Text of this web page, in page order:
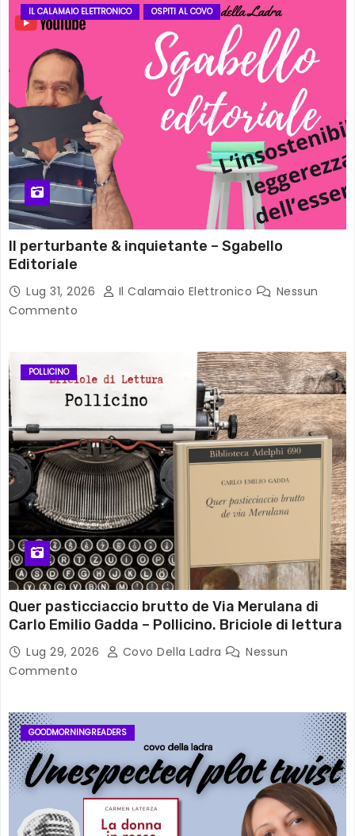
IL CALAMAIO ELETTRONICO OSPITI AL COVO
Il perturbante & inquietante – Sgabello
Editoriale
Lug 31, 2026 Il Calamaio Elettronico
Nessun
Commento
POLLICINO
Quer pasticciaccio brutto de Via Merulana di
Carlo Emilio Gadda – Pollicino. Briciole di lettura
Lug 29, 2026 Covo Della Ladra
Nessun
Commento
GOODMORNINGREADERS